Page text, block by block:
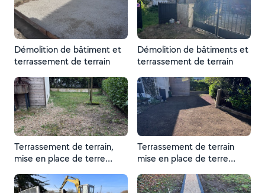
Démolition de bâtiment et
terrassement de terrain
Démolition de bâtiments et
terrassement de terrain
Terrassement de terrain,
mise en place de terre
pelouse
Terrassement de terrain
mise en place de terre
pelouse